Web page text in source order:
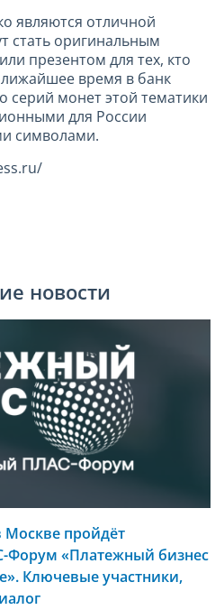
являются отличной
стать оригинальным
презентом для тех, кто
время в банк
серий монет этой тематики
для России
символами.
новости
Москве пройдёт
«Платежный бизнес
Ключевые участники,